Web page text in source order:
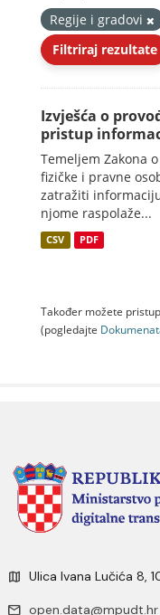
Regije i gradovi
Filtriraj rezultate
Izvješća o
pristup
Temeljem Zakona
fizičke i pravne
zatražiti
njome raspolaže...
CSV PDF
Također možete
(pogledajte